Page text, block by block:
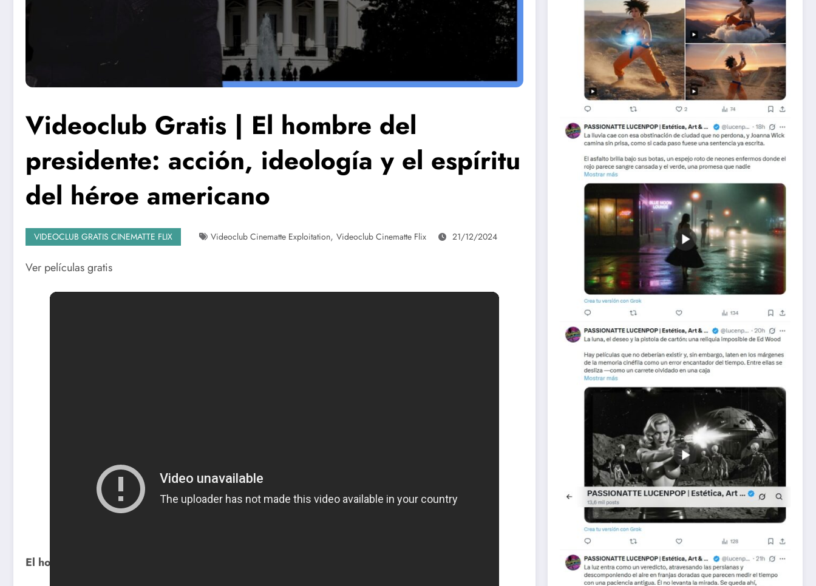
Videoclub Gratis | El hombre del
presidente: acción, ideología y el espíritu
del héroe americano
VIDEOCLUB GRATIS CINEMATTE FLIX Videoclub Cinematte Exploitation, Videoclub Cinematte Flix 21/12/2024
Ver películas gratis
El hombre del presidente: acción, ideología y el espíritu del héroe americano